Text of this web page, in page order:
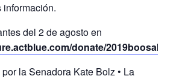
información.
del 2 de agosto en
donate/2019boosalis
la Senadora Kate Bolz • La